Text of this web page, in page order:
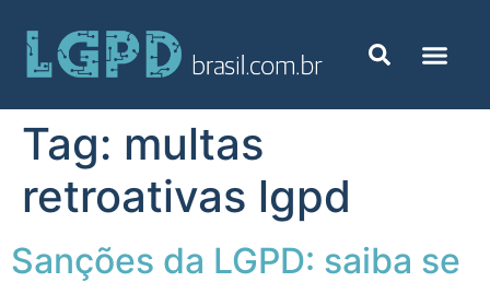
Tag: multas
retroativas lgpd
Sanções da LGPD: saiba se